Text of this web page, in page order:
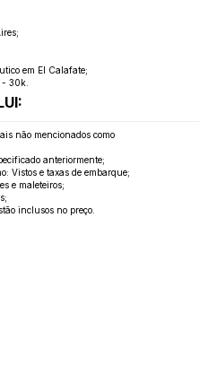
em El Calafate;
- 30k.
não mencionados como
anteriormente;
Vistos e taxas de embarque;
e maleteiros;
inclusos no preço.